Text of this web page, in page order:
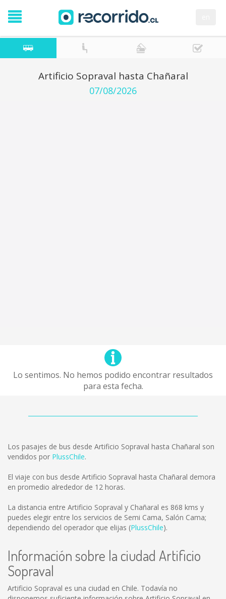
Artificio Sopraval hasta Chañaral
07/08/2026
Lo sentimos. No hemos podido encontrar resultados
para esta fecha.
Los pasajes de bus desde Artificio Sopraval hasta Chañaral son
vendidos por PlussChile.
El viaje con bus desde Artificio Sopraval hasta Chañaral demora
en promedio alrededor de 12 horas.
La distancia entre Artificio Sopraval y Chañaral es 868 kms y
puedes elegir entre los servicios de Semi Cama, Salón Cama;
dependiendo del operador que elijas (PlussChile).
Información sobre la ciudad Artificio
Sopraval
Artificio Sopraval es una ciudad en Chile. Todavía no